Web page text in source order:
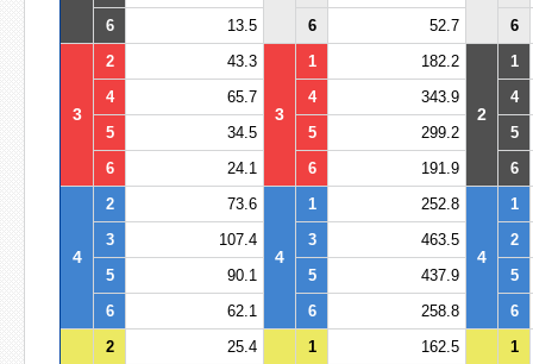
6
13.5 6 52.7 6
3
2 43.3
3
1 182.2
2
1
4
65.7 4 343.9
4
5
34.5 5 299.2
5
6
24.1 6 191.9 6
4
2 73.6
4
1 252.8
4
1
3
107.4 3 463.5
2
5
90.1 5 437.9
5
6
62.1 6 258.8 6
2 25.4 1 162.5
1